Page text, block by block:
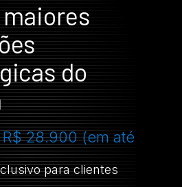
do
28.900 (em até
para clientes